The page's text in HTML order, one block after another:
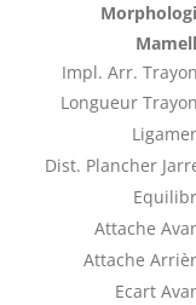
Impl. Arr.
Longueur
Dist. Plancher
Attache
Attache
Ecart